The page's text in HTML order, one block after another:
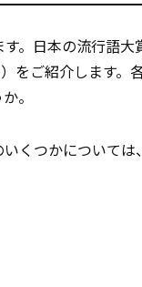
。日本の流行語大
をご紹介します。
。
いくつかについて